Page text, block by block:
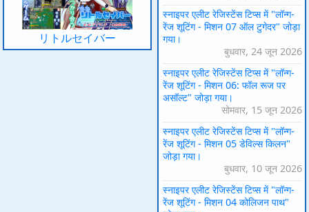
リトルセイバー
स्नाइपर एलीट रेजिस्टेंस टिप्स में "लॉन्ग-
रेंज शूटिंग - मिशन 07 ऑल टुगेदर" जोड़ा
गया।
बुधवार, 24 जून 2026
स्नाइपर एलीट रेजिस्टेंस टिप्स में "लॉन्ग-
रेंज शूटिंग - मिशन 06: फॉल रूज पर
असॉल्ट" जोड़ा गया।
सोमवार, 15 जून 2026
स्नाइपर एलीट रेजिस्टेंस टिप्स में "लॉन्ग-
रेंज शूटिंग - मिशन 05 डेविल्स किलन"
जोड़ा गया।
बुधवार, 10 जून 2026
स्नाइपर एलीट रेजिस्टेंस टिप्स में "लॉन्ग-
रेंज शूटिंग - मिशन 04 कोलिजन पाथ"